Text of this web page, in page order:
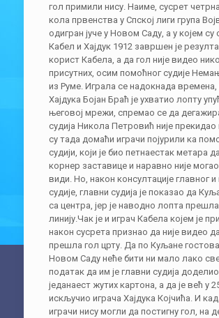
гол примили нису. Наиме, сусрет
кола првенства у Спској лиги група
одигран јуче у Новом Саду, а у којем су
Кабел и Хајдук 1912 завршен је
корист Кабела, а да гол није видео
присутних, осим помоћног судије
из Руме. Играла се надокнада времена,
Хајдука Бојан Браћ је ухватио лопту
његовој мрежи, спремао се да
судија Никола Петровић није прекидао
су тада домаћи играчи појурили ка
судији, који је био петнаестак метара
корнер заставице и наравно није
види. Но, након консултације главног
судије, главни судија је показао да
са центра, јер је наводно лопта
линију.Чак је и играч Кабела којем је
након сусрета признао да није видео
прешла гол црту. Да по Куљане
Новом Саду неће бити ни мало лако
податак да им је главни судија
једанаест жутих картона, а да је већ у
искључио играча Хајдука Којчића. И
играчи нису могли да постигну гол, на